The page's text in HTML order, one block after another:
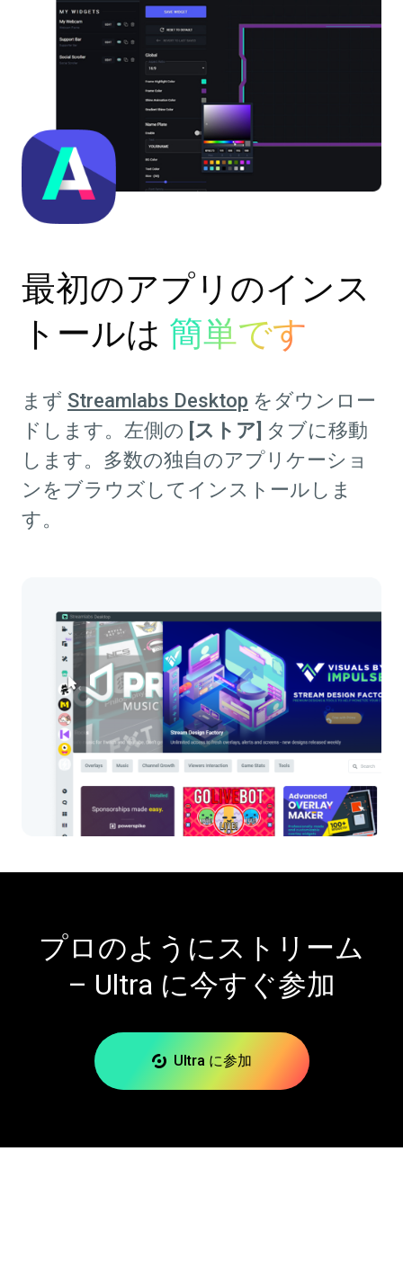
最初のアプリのインス
トールは 簡単です
まず Streamlabs Desktop をダウンロー
ドします。左側の [ストア] タブに移動
します。多数の独自のアプリケーショ
ンをブラウズしてインストールしま
す。
プロのようにストリーム
– Ultra に今すぐ参加
Ultra に参加